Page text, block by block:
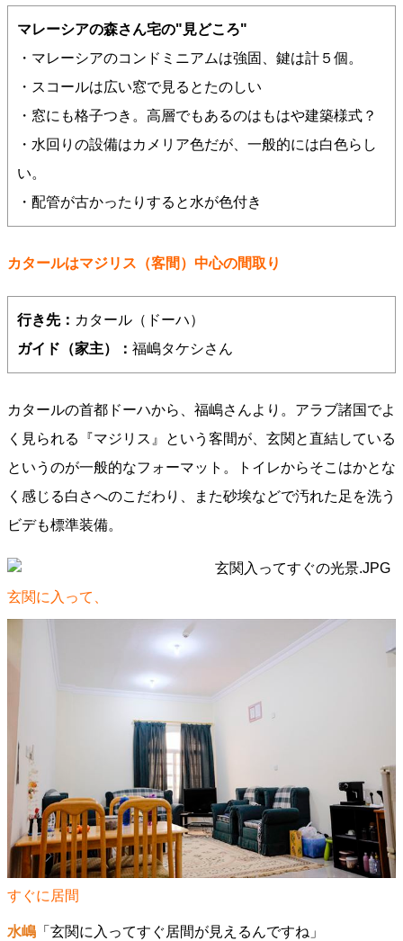
マレーシアの森さん宅の"見どころ"
・マレーシアのコンドミニアムは強固、鍵は計５個。
・スコールは広い窓で見るとたのしい
・窓にも格子つき。高層でもあるのはもはや建築様式？
・水回りの設備はカメリア色だが、一般的には白色らし
い。
・配管が古かったりすると水が色付き
カタールはマジリス（客間）中心の間取り
行き先： カタール（ドーハ）
ガイド（家主）： 福嶋タケシさん
カタールの首都ドーハから、福嶋さんより。アラブ諸国でよ
く見られる『マジリス』という客間が、玄関と直結している
というのが一般的なフォーマット。トイレからそこはかとな
く感じる白さへのこだわり、また砂埃などで汚れた足を洗う
ビデも標準装備。
玄関に入って、
すぐに居間
水嶋 「玄関に入ってすぐ居間が見えるんですね」